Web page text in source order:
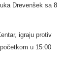
Drevenšek sa 8
igraju protiv
u 15:00